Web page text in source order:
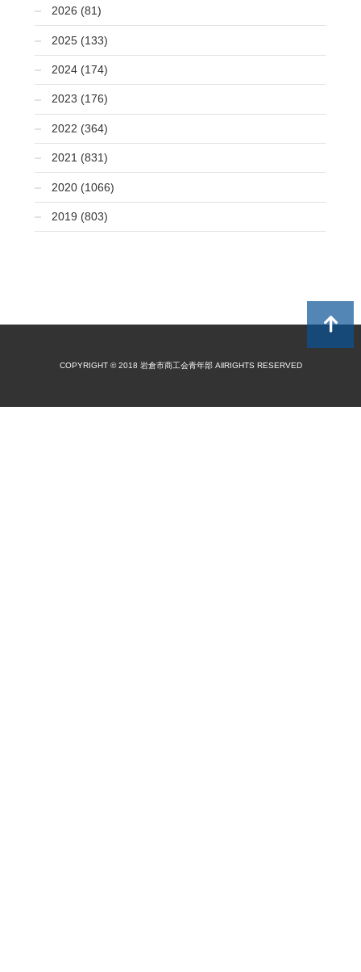
2026 (81)
2025 (133)
2024 (174)
2023 (176)
2022 (364)
2021 (831)
2020 (1066)
2019 (803)
COPYRIGHT © 2018 岩倉市商工会青年部 AllRIGHTS RESERVED